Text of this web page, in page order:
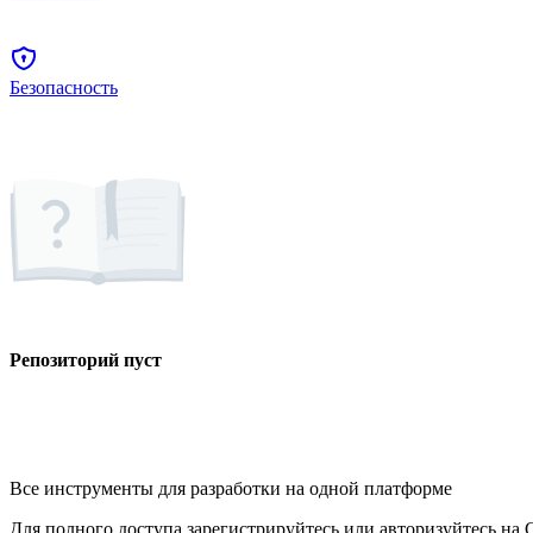
Безопасность
Репозиторий пуст
Все инструменты для разработки на одной платформе
Для полного доступа зарегистрируйтесь или авторизуйтесь на